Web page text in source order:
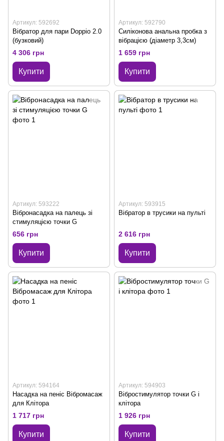
Артикул: 592692
Вібратор для пари Doppio 2.0
(бузковий)
4 306 грн
Купити
Артикул: 592790
Силіконова анальна пробка з
вібрацією (діаметр 3,3см)
1 659 грн
Купити
Артикул: 593222
Вібронасадка на палець зі
стимуляцією точки G
656 грн
Купити
Артикул: 593915
Вібратор в трусики на пульті
2 616 грн
Купити
Артикул: 594164
Насадка на пеніс Вібромасаж
для Клітора
1 717 грн
Купити
Артикул: 594903
Вібростимулятор точки G і
клітора
1 926 грн
Купити